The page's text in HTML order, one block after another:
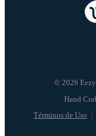
© 2026 Eezy
Términos de Uso